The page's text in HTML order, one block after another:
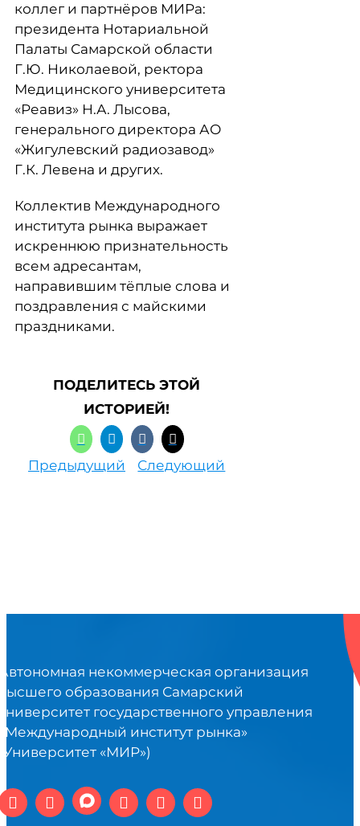
коллег и партнёров МИРа:
президента Нотариальной
Палаты Самарской области
Г.Ю. Николаевой, ректора
Медицинского университета
«Реавиз» Н.А. Лысова,
генерального директора АО
«Жигулевский радиозавод»
Г.К. Левена и других.
Коллектив Международного
института рынка выражает
искреннюю признательность
всем адресантам,
направившим тёплые слова и
поздравления с майскими
праздниками.
ПОДЕЛИТЕСЬ ЭТОЙ
ИСТОРИЕЙ!
Предыдущий Следующий
некоммерческая организация
образования Самарский
государственного управления
институт рынка»
«МИР»)